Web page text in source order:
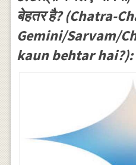
बेहतर है? (Chatra-
Gemini/Sarvam/
kaun behtar hai?):